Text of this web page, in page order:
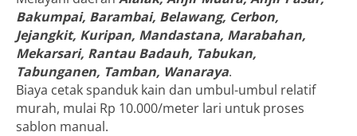
Bakumpai, Barambai, Belawang, Cerbon,
Jejangkit, Kuripan, Mandastana, Marabahan,
Mekarsari, Rantau Badauh, Tabukan,
Tabunganen, Tamban, Wanaraya.
Biaya cetak spanduk kain dan umbul-umbul relatif
murah, mulai Rp 10.000/meter lari untuk proses
sablon manual.